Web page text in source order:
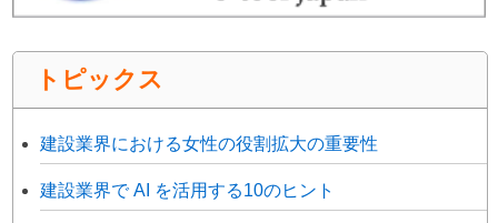
トピックス
建設業界における女性の役割拡大の重要性
建設業界で AI を活用する10のヒント